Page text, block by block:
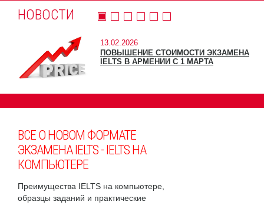
НОВОСТИ
13.02.2026
ПОВЫШЕНИЕ СТОИМОСТИ ЭКЗАМЕНА
IELTS В АРМЕНИИ С 1 МАРТА
ВСЕ О НОВОМ ФОРМАТЕ
ЭКЗАМЕНА IELTS - IELTS НА
КОМПЬЮТЕРЕ
Преимущества IELTS на компьютере,
образцы заданий и практические